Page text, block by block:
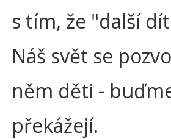
s tím, že "další
Náš svět se
něm děti -
překážejí.